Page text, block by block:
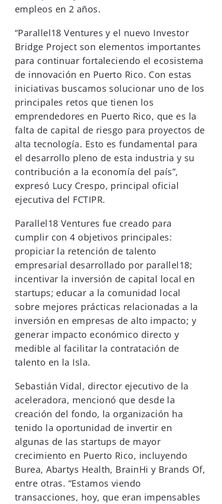
empleos en 2 años.
“Parallel18 Ventures y el nuevo Investor
Bridge Project son elementos importantes
para continuar fortaleciendo el ecosistema
de innovación en Puerto Rico. Con estas
iniciativas buscamos solucionar uno de los
principales retos que tienen los
emprendedores en Puerto Rico, que es la
falta de capital de riesgo para proyectos de
alta tecnología. Esto es fundamental para
el desarrollo pleno de esta industria y su
contribución a la economía del país”,
expresó Lucy Crespo, principal oficial
ejecutiva del FCTIPR.
Parallel18 Ventures fue creado para
cumplir con 4 objetivos principales:
propiciar la retención de talento
empresarial desarrollado por parallel18;
incentivar la inversión de capital local en
startups; educar a la comunidad local
sobre mejores prácticas relacionadas a la
inversión en empresas de alto impacto; y
generar impacto económico directo y
medible al facilitar la contratación de
talento en la Isla.
Sebastián Vidal, director ejecutivo de la
aceleradora, mencionó que desde la
creación del fondo, la organización ha
tenido la oportunidad de invertir en
algunas de las startups de mayor
crecimiento en Puerto Rico, incluyendo
Burea, Abartys Health, BrainHi y Brands Of,
entre otras. “Estamos viendo
transacciones, hoy, que eran impensables